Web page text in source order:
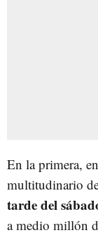
En la primera,
multitudinario
tarde del
a medio millón